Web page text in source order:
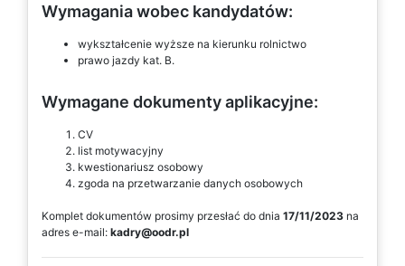
Wymagania wobec kandydatów:
wykształcenie wyższe na kierunku rolnictwo
prawo jazdy kat. B.
Wymagane dokumenty aplikacyjne:
CV
list motywacyjny
kwestionariusz osobowy
zgoda na przetwarzanie danych osobowych
Komplet dokumentów prosimy przesłać do dnia 17/11/2023 na
adres e-mail: kadry@oodr.pl